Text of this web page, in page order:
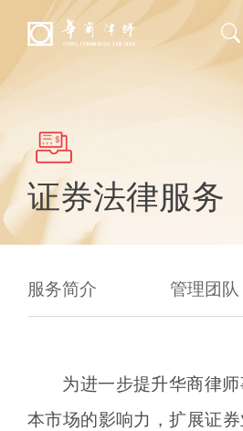
证券法律服务
服务简介 管理团队
为进一步提升华商律
本市场的影响力，扩展证